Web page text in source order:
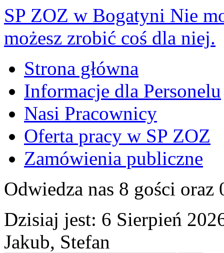
SP ZOZ w Bogatyni Nie
możesz zrobić coś dla niej.
Strona główna
Informacje dla Personelu
Nasi Pracownicy
Oferta pracy w SP ZOZ
Zamówienia publiczne
Odwiedza nas 8 gości
Dzisiaj jest: 6 Sierpień
Jakub, Stefan